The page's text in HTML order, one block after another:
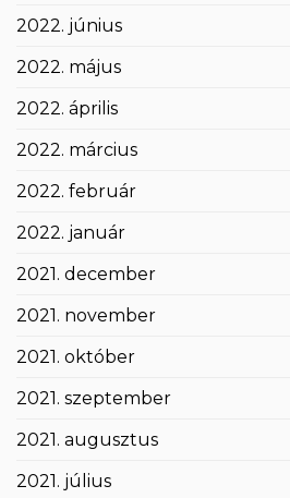
2022. június
2022. május
2022. április
2022. március
2022. február
2022. január
2021. december
2021. november
2021. október
2021. szeptember
2021. augusztus
2021. július